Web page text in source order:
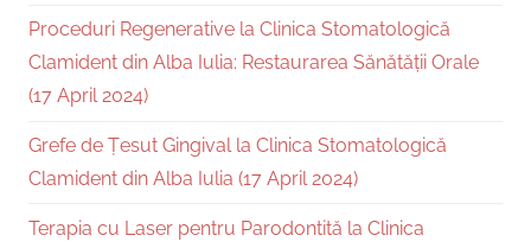
Proceduri Regenerative la Clinica Stomatologică
Clamident din Alba Iulia: Restaurarea Sănătății Orale
(17 April 2024)
Grefe de Țesut Gingival la Clinica Stomatologică
Clamident din Alba Iulia (17 April 2024)
Terapia cu Laser pentru Parodontită la Clinica